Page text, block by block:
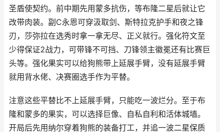
圣盾使契约。前中期先用蒙多抗伤，等布隆二星后就让它
改带肉装。副C永恩可穿汲取剑、斯特拉克护手和夜之锋
刃，莎弥拉在选秀时拿一拿无尽、正义就行。强化符文至
少得保证2战力，可带锋不可挡、刀锋领主徽冕还有比赛巨
头等。强化果实可以给狗熊带上延展手臂，没有延展手臂
就用背水佬、决赛圈选手作为平替。
注意这些平替比不上延展手臂，只能吃一波烂分。至于布
隆和蒙多的果实，可以选择巨像、自私自利和活体城墙。
开局后先用纳尔穿着狗熊的装备打工，并追一波二星保质